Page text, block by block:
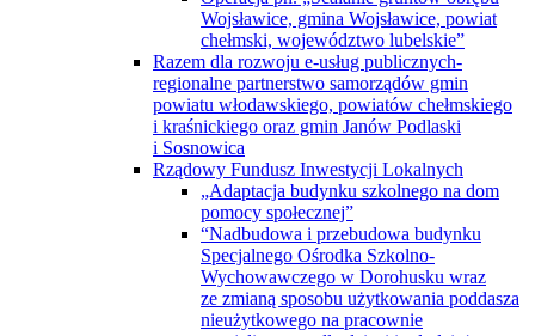
Wojsławice, gmina Wojsławice, powiat
chełmski, województwo lubelskie”
Razem dla rozwoju e-usług publicznych-
regionalne partnerstwo samorządów gmin
powiatu włodawskiego, powiatów chełmskiego
i kraśnickiego oraz gmin Janów Podlaski
i Sosnowica
Rządowy Fundusz Inwestycji Lokalnych
„Adaptacja budynku szkolnego na dom
pomocy społecznej”
“Nadbudowa i przebudowa budynku
Specjalnego Ośrodka Szkolno-
Wychowawczego w Dorohusku wraz
ze zmianą sposobu użytkowania poddasza
nieużytkowego na pracownie